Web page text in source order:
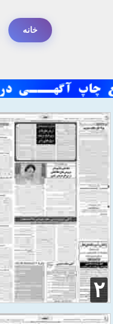
خانه
۲